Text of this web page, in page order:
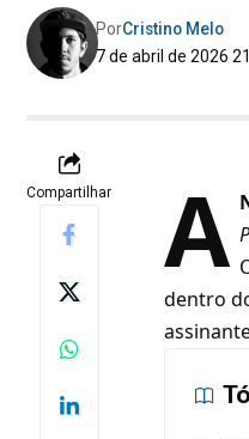
7 de abril de 2026
PorCristino Melo
Compartilhar A
dentro